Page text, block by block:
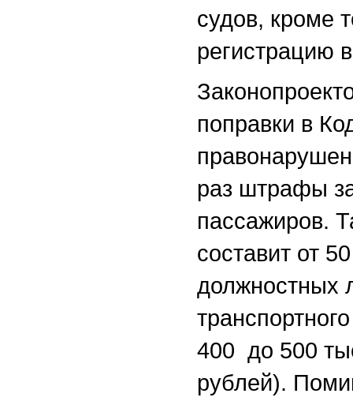
судов, кроме
регистрацию
поправки в
раз штрафы
пассажиров.
составит от
должностных
400 до 500
рублей).